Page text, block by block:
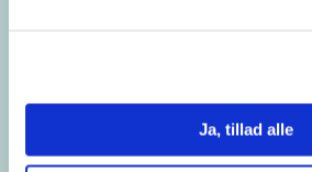
Ja, tillad alle
Designmanual kan downloades her
Kontakt
For spørgsmål kontakt grafiker Britt